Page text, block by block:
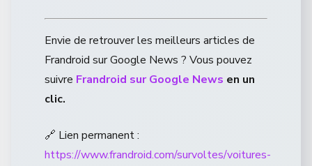
Envie de retrouver les meilleurs articles de
Frandroid sur Google News ? Vous pouvez
suivre Frandroid sur Google News en un
clic.
🔗 Lien permanent :
https://www.frandroid.com/survoltes/voitures-